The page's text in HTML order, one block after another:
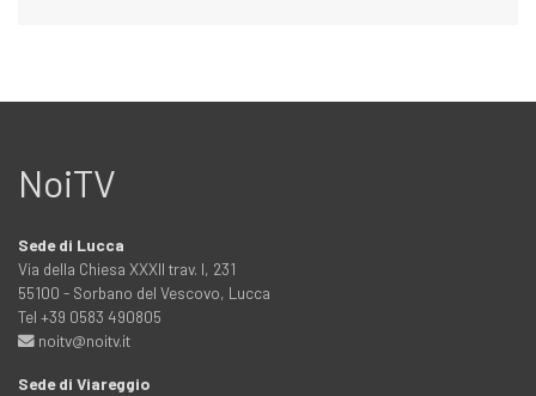
NoiTV
Sede di Lucca
Via della Chiesa XXXII trav. I, 231
55100 - Sorbano del Vescovo, Lucca
Tel +39 0583 490805
noitv@noitv.it
Sede di Viareggio